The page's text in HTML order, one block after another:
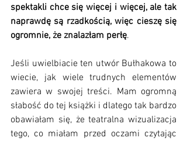
spektakli chce się więcej i więcej, ale tak
naprawdę są rzadkością, więc cieszę się
ogromnie, że znalazłam perłę.
Jeśli uwielbiacie ten utwór Bułhakowa to
wiecie, jak wiele trudnych elementów
zawiera w swojej treści. Mam ogromną
słabość do tej książki i dlatego tak bardzo
obawiałam się, że teatralna wizualizacja
tego, co miałam przed oczami czytając